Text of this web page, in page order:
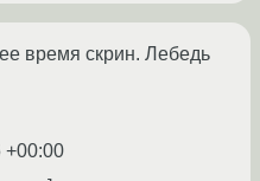
время скрин. Лебедь
+00:00